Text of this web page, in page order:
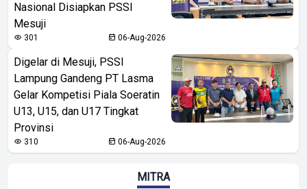
Nasional Disiapkan PSSI
Mesuji
301 06-Aug-2026
Digelar di Mesuji, PSSI
Lampung Gandeng PT Lasma
Gelar Kompetisi Piala Soeratin
U13, U15, dan U17 Tingkat
Provinsi
310 06-Aug-2026
MITRA